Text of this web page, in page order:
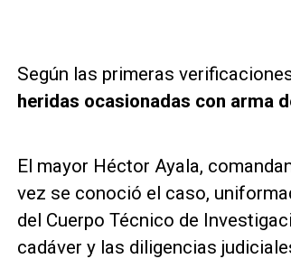
Según las primeras
heridas ocasionadas con arma
El mayor Héctor Ayala,
vez se conoció el caso,
del Cuerpo Técnico de
cadáver y las diligencias